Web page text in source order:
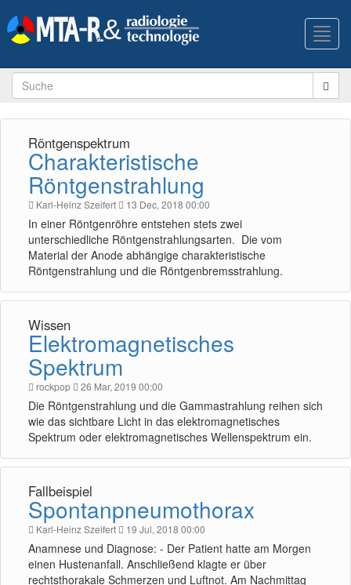
Röntgenspektrum
Charakteristische
Röntgenstrahlung
Karl-Heinz Szeifert 13 Dec, 2018 00:00
In einer Röntgenröhre entstehen stets zwei
unterschiedliche Röntgenstrahlungsarten. Die vom
Material der Anode abhängige charakteristische
Röntgenstrahlung und die Röntgenbremsstrahlung.
Wissen
Elektromagnetisches
Spektrum
rockpop 26 Mar, 2019 00:00
Die Röntgenstrahlung und die Gammastrahlung reihen sich
wie das sichtbare Licht in das elektromagnetisches
Spektrum oder elektromagnetisches Wellenspektrum ein.
Fallbeispiel
Spontanpneumothorax
Karl-Heinz Szeifert 19 Jul, 2018 00:00
Anamnese und Diagnose: - Der Patient hatte am Morgen
einen Hustenanfall. Anschließend klagte er über
rechtsthorakale Schmerzen und Luftnot. Am Nachmittag